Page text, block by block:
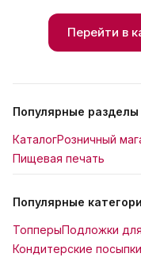
Перейти в
Популярные разделы
КаталогРозничный
Пищевая печать
Популярные
ТопперыПодложки
Кондитерские посыпки